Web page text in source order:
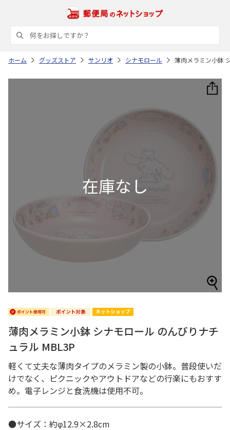
ホーム グッズストア サンリオ シナモロール 薄肉メラミン小鉢
薄肉メラミン小鉢 シナモロール のんびりナチ
ュラル MBL3P
軽くて丈夫な薄肉タイプのメラミン製の小鉢。普段使いだ
けでなく、ピクニックやアウトドアなどの行楽にもおすす
め。電子レンジと食洗機は使用不可。
●サイズ：約φ12.9×2.8cm